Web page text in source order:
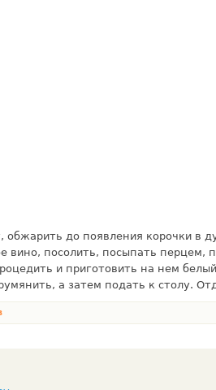
обжарить до появления корочки в
вино, посолить, посыпать перцем,
и при­готовить на нем
а затем подать к столу.